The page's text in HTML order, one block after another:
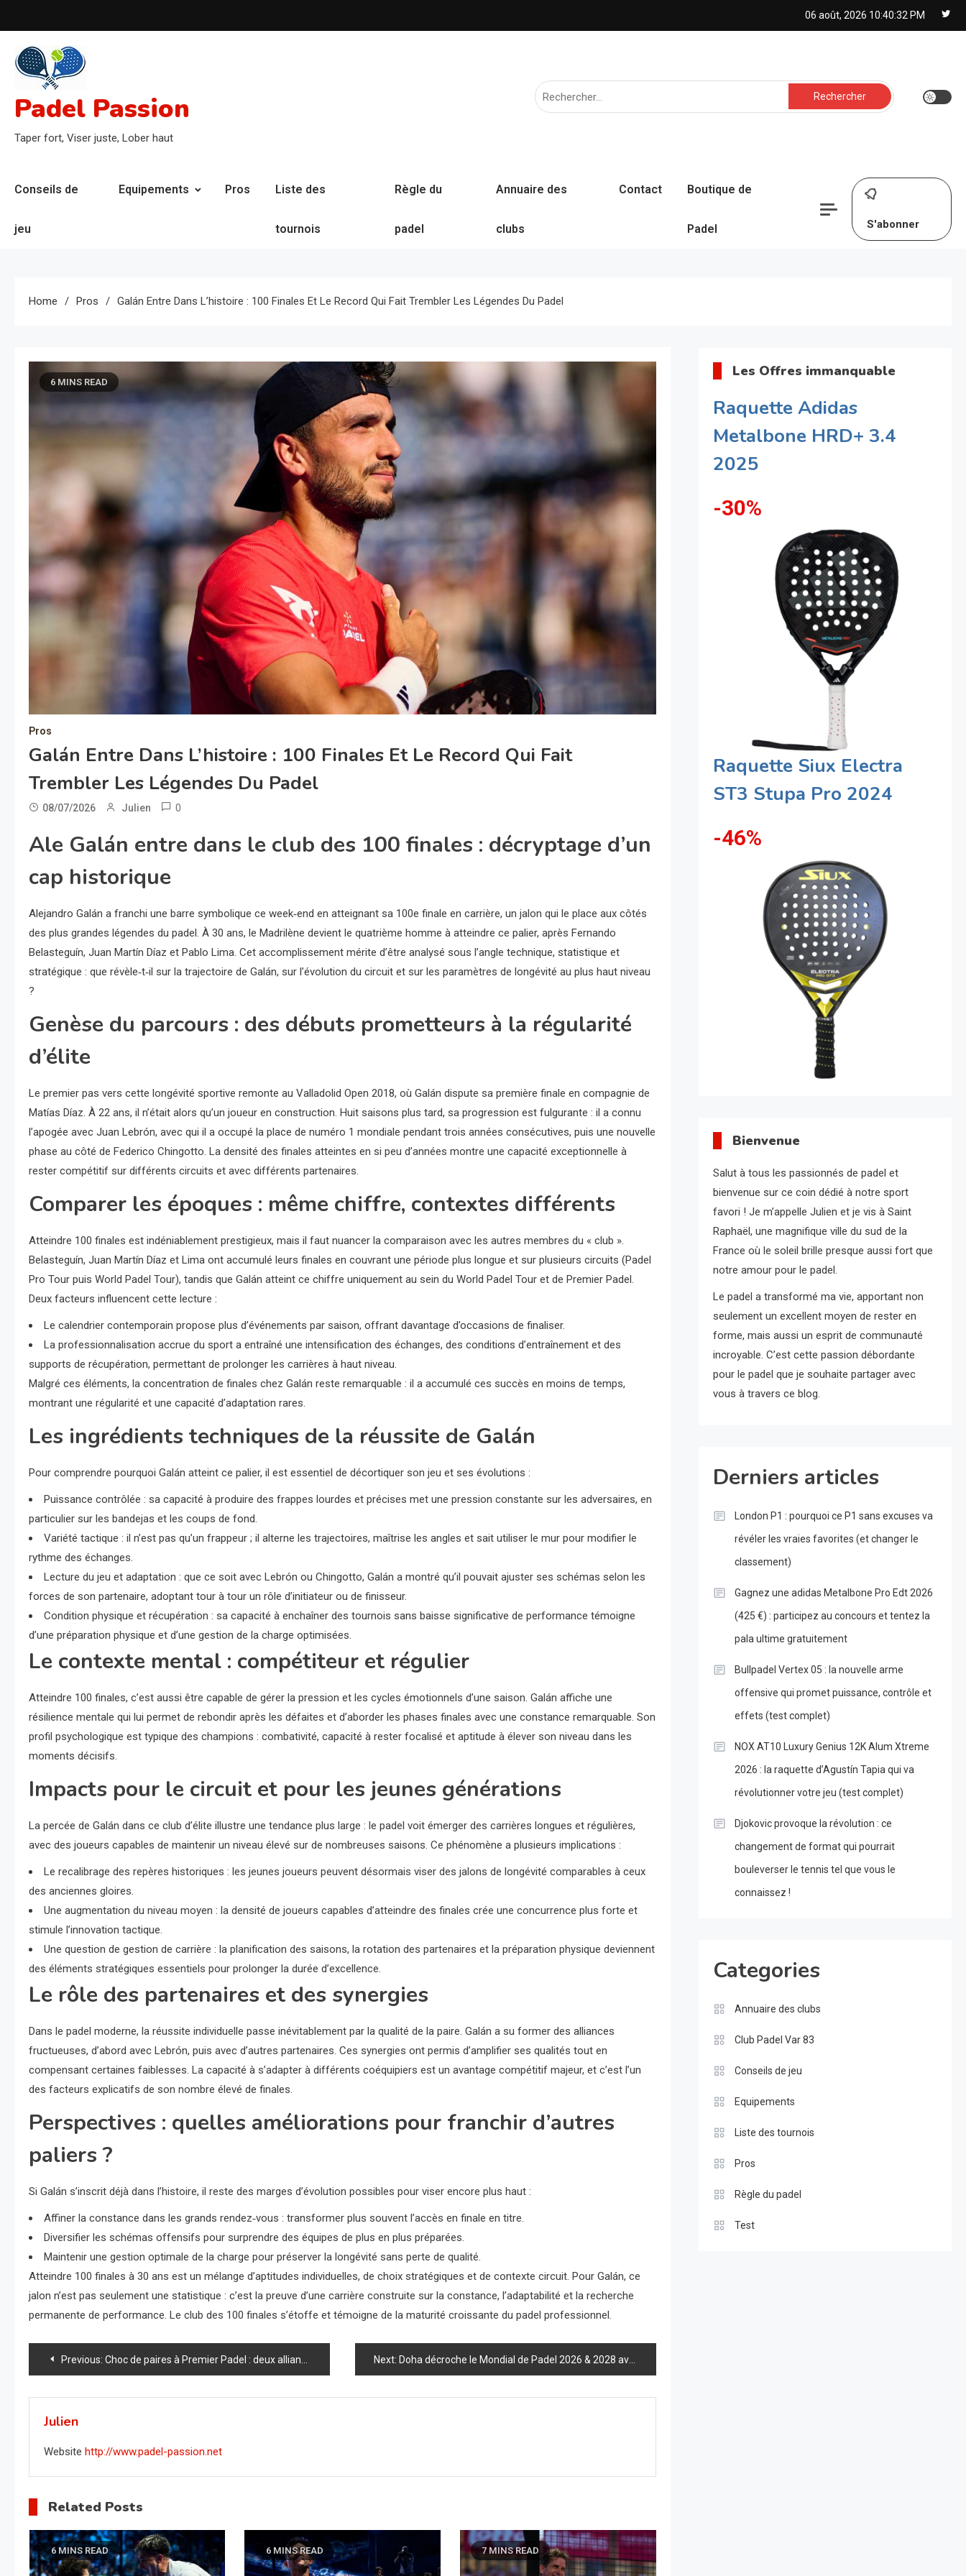
to
content
06 août, 2026 10:40:33 PM
Padel Passion
Taper fort, Viser juste, Lober haut
Rechercher :
Conseils de
jeu
Equipements Pros Liste des
tournois
Règle du
padel
Annuaire des
clubs
Contact Boutique de
Padel S'abonner
Home Pros Galán Entre Dans L’histoire : 100 Finales Et Le Record Qui Fait Trembler Les Légendes Du Padel
6 MINS READ
Pros
Galán Entre Dans L’histoire : 100 Finales Et Le Record Qui Fait
Trembler Les Légendes Du Padel
08/07/2026 Julien 0
Ale Galán entre dans le club des 100 finales : décryptage d’un
cap historique
Alejandro Galán a franchi une barre symbolique ce week‑end en atteignant sa 100e finale en carrière, un jalon qui le place aux côtés
des plus grandes légendes du padel. À 30 ans, le Madrilène devient le quatrième homme à atteindre ce palier, après Fernando
Belasteguín, Juan Martín Díaz et Pablo Lima. Cet accomplissement mérite d’être analysé sous l’angle technique, statistique et
stratégique : que révèle‑t‑il sur la trajectoire de Galán, sur l’évolution du circuit et sur les paramètres de longévité au plus haut niveau
?
Genèse du parcours : des débuts prometteurs à la régularité
d’élite
Le premier pas vers cette longévité sportive remonte au Valladolid Open 2018, où Galán dispute sa première finale en compagnie de
Matías Díaz. À 22 ans, il n’était alors qu’un joueur en construction. Huit saisons plus tard, sa progression est fulgurante : il a connu
l’apogée avec Juan Lebrón, avec qui il a occupé la place de numéro 1 mondiale pendant trois années consécutives, puis une nouvelle
phase au côté de Federico Chingotto. La densité des finales atteintes en si peu d’années montre une capacité exceptionnelle à
rester compétitif sur différents circuits et avec différents partenaires.
Comparer les époques : même chiffre, contextes différents
Atteindre 100 finales est indéniablement prestigieux, mais il faut nuancer la comparaison avec les autres membres du « club ».
Belasteguín, Juan Martín Díaz et Lima ont accumulé leurs finales en couvrant une période plus longue et sur plusieurs circuits (Padel
Pro Tour puis World Padel Tour), tandis que Galán atteint ce chiffre uniquement au sein du World Padel Tour et de Premier Padel.
Deux facteurs influencent cette lecture :
Le calendrier contemporain propose plus d’événements par saison, offrant davantage d’occasions de finaliser.
La professionnalisation accrue du sport a entraîné une intensification des échanges, des conditions d’entraînement et des
supports de récupération, permettant de prolonger les carrières à haut niveau.
Malgré ces éléments, la concentration de finales chez Galán reste remarquable : il a accumulé ces succès en moins de temps,
montrant une régularité et une capacité d’adaptation rares.
Les ingrédients techniques de la réussite de Galán
Pour comprendre pourquoi Galán atteint ce palier, il est essentiel de décortiquer son jeu et ses évolutions :
Puissance contrôlée : sa capacité à produire des frappes lourdes et précises met une pression constante sur les adversaires, en
particulier sur les bandejas et les coups de fond.
Variété tactique : il n’est pas qu’un frappeur ; il alterne les trajectoires, maîtrise les angles et sait utiliser le mur pour modifier le
rythme des échanges.
Lecture du jeu et adaptation : que ce soit avec Lebrón ou Chingotto, Galán a montré qu’il pouvait ajuster ses schémas selon les
forces de son partenaire, adoptant tour à tour un rôle d’initiateur ou de finisseur.
Condition physique et récupération : sa capacité à enchaîner des tournois sans baisse significative de performance témoigne
d’une préparation physique et d’une gestion de la charge optimisées.
Le contexte mental : compétiteur et régulier
Atteindre 100 finales, c’est aussi être capable de gérer la pression et les cycles émotionnels d’une saison. Galán affiche une
résilience mentale qui lui permet de rebondir après les défaites et d’aborder les phases finales avec une constance remarquable. Son
profil psychologique est typique des champions : combativité, capacité à rester focalisé et aptitude à élever son niveau dans les
moments décisifs.
Impacts pour le circuit et pour les jeunes générations
La percée de Galán dans ce club d’élite illustre une tendance plus large : le padel voit émerger des carrières longues et régulières,
avec des joueurs capables de maintenir un niveau élevé sur de nombreuses saisons. Ce phénomène a plusieurs implications :
Le recalibrage des repères historiques : les jeunes joueurs peuvent désormais viser des jalons de longévité comparables à ceux
des anciennes gloires.
Une augmentation du niveau moyen : la densité de joueurs capables d’atteindre des finales crée une concurrence plus forte et
stimule l’innovation tactique.
Une question de gestion de carrière : la planification des saisons, la rotation des partenaires et la préparation physique deviennent
des éléments stratégiques essentiels pour prolonger la durée d’excellence.
Le rôle des partenaires et des synergies
Dans le padel moderne, la réussite individuelle passe inévitablement par la qualité de la paire. Galán a su former des alliances
fructueuses, d’abord avec Lebrón, puis avec d’autres partenaires. Ces synergies ont permis d’amplifier ses qualités tout en
compensant certaines faiblesses. La capacité à s’adapter à différents coéquipiers est un avantage compétitif majeur, et c’est l’un
des facteurs explicatifs de son nombre élevé de finales.
Perspectives : quelles améliorations pour franchir d’autres
paliers ?
Si Galán s’inscrit déjà dans l’histoire, il reste des marges d’évolution possibles pour viser encore plus haut :
Affiner la constance dans les grands rendez‑vous : transformer plus souvent l’accès en finale en titre.
Diversifier les schémas offensifs pour surprendre des équipes de plus en plus préparées.
Maintenir une gestion optimale de la charge pour préserver la longévité sans perte de qualité.
Atteindre 100 finales à 30 ans est un mélange d’aptitudes individuelles, de choix stratégiques et de contexte circuit. Pour Galán, ce
jalon n’est pas seulement une statistique : c’est la preuve d’une carrière construite sur la constance, l’adaptabilité et la recherche
permanente de performance. Le club des 100 finales s’étoffe et témoigne de la maturité croissante du padel professionnel.
Navigation
de
l’article
Previous: Choc de paires à Premier Padel : deux alliances explosives qui vont bouleverser le classement féminin Next: Doha décroche le Mondial de Padel 2026 & 2028 avec des prize‑money historiques — ce que ça va changer pour le sport
Julien
Website http://www.padel-passion.net
Related Posts
6 MINS READ 6 MINS READ 7 MINS READ
Les Offres immanquable
Raquette Adidas
Metalbone HRD+ 3.4
2025
-30%
Raquette Siux Electra
ST3 Stupa Pro 2024
-46%
Bienvenue
Salut à tous les passionnés de padel et
bienvenue sur ce coin dédié à notre sport
favori ! Je m’appelle Julien et je vis à Saint
Raphaël, une magnifique ville du sud de la
France où le soleil brille presque aussi fort que
notre amour pour le padel.
Le padel a transformé ma vie, apportant non
seulement un excellent moyen de rester en
forme, mais aussi un esprit de communauté
incroyable. C’est cette passion débordante
pour le padel que je souhaite partager avec
vous à travers ce blog.
Derniers articles
London P1 : pourquoi ce P1 sans excuses va
révéler les vraies favorites (et changer le
classement)
Gagnez une adidas Metalbone Pro Edt 2026
(425 €) : participez au concours et tentez la
pala ultime gratuitement
Bullpadel Vertex 05 : la nouvelle arme
offensive qui promet puissance, contrôle et
effets (test complet)
NOX AT10 Luxury Genius 12K Alum Xtreme
2026 : la raquette d’Agustín Tapia qui va
révolutionner votre jeu (test complet)
Djokovic provoque la révolution : ce
changement de format qui pourrait
bouleverser le tennis tel que vous le
connaissez !
Categories
Annuaire des clubs
Club Padel Var 83
Conseils de jeu
Equipements
Liste des tournois
Pros
Règle du padel
Test